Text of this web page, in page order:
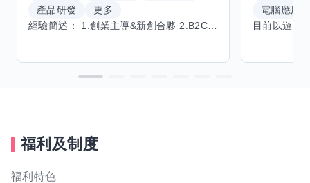
產品研發
更多
電腦應用
福利及制度
福利特色